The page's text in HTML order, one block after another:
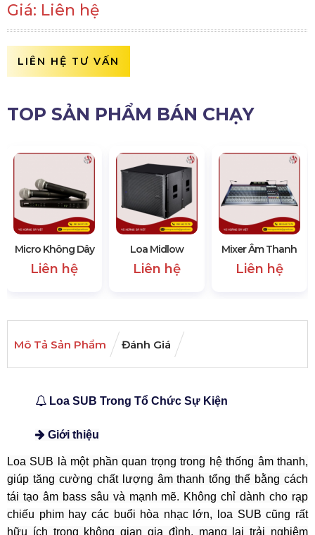
Giá: Liên hệ
LIÊN HỆ TƯ VẤN
TOP SẢN PHẨM BÁN CHẠY
Micro Không Dây
Liên hệ
Loa Midlow
Liên hệ
Mixer Âm Thanh
Liên hệ
Mô Tả Sản Phẩm Đánh Giá
Loa SUB Trong Tổ Chức Sự Kiện
Giới thiệu
Loa SUB là một phần quan trọng trong hệ thống âm thanh,
giúp tăng cường chất lượng âm thanh tổng thể bằng cách
tái tạo âm bass sâu và mạnh mẽ. Không chỉ dành cho rạp
chiếu phim hay các buổi hòa nhạc lớn, loa SUB cũng rất
hữu ích trong không gian gia đình, mang lại trải nghiệm